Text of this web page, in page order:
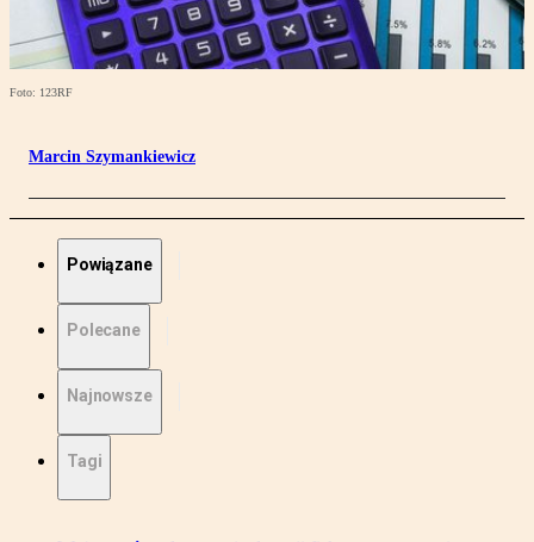
Foto: 123RF
Marcin Szymankiewicz
Powiązane
Polecane
Najnowsze
Tagi